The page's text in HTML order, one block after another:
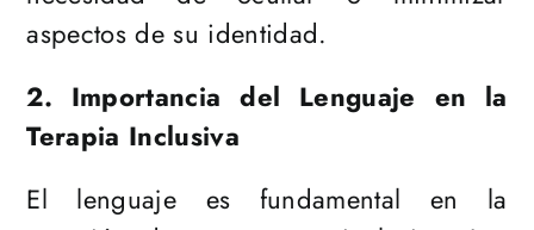
aspectos de su identidad.
2. Importancia del Lenguaje en la
Terapia Inclusiva
El lenguaje es fundamental en la